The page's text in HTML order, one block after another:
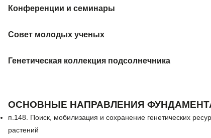
Конференции и семинары
Совет молодых ученых
Генетическая коллекция подсолнечника
ОСНОВНЫЕ НАПРАВЛЕНИЯ
п.148. Поиск, мобилизация и сохранение генетических
растений